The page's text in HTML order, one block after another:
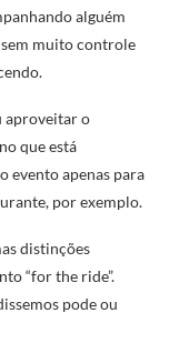
alguém
muito controle
aproveitar o
que está
evento apenas para
por exemplo.
distinções
“for the ride”.
pode ou